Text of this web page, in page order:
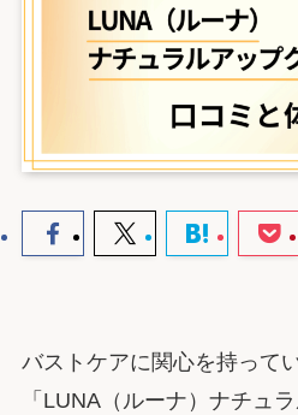
バストケアに関心を持って
「LUNA（ルーナ）ナチュ